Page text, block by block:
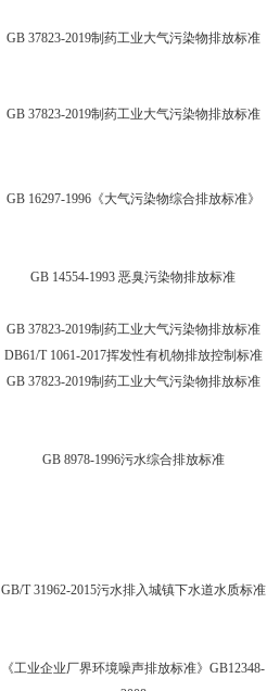
GB 37823-2019制药工业大气污染物排放标准
GB 37823-2019制药工业大气污染物排放标准
GB 16297-1996《大气污染物综合排放标准》
GB 14554-1993 恶臭污染物排放标准
GB 37823-2019制药工业大气污染物排放标准
DB61/T 1061-2017挥发性有机物排放控制标准
GB 37823-2019制药工业大气污染物排放标准
GB 8978-1996污水综合排放标准
GB/T 31962-2015污水排入城镇下水道水质标准
《工业企业厂界环境噪声排放标准》GB12348-